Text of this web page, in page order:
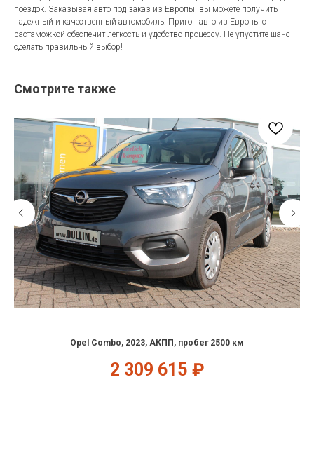
поездок. Заказывая авто под заказ из Европы, вы можете получить
надежный и качественный автомобиль. Пригон авто из Европы с
растаможкой обеспечит легкость и удобство процессу. Не упустите шанс
сделать правильный выбор!
Смотрите также
Opel Combo, 2023, АКПП, пробег 2500 км
2 309 615 ₽